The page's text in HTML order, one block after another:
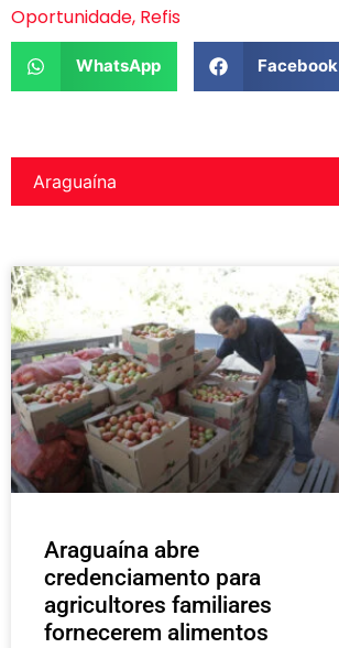
Oportunidade, Refis
WhatsApp Facebook
Araguaína
Araguaína abre
credenciamento para
agricultores familiares
fornecerem alimentos